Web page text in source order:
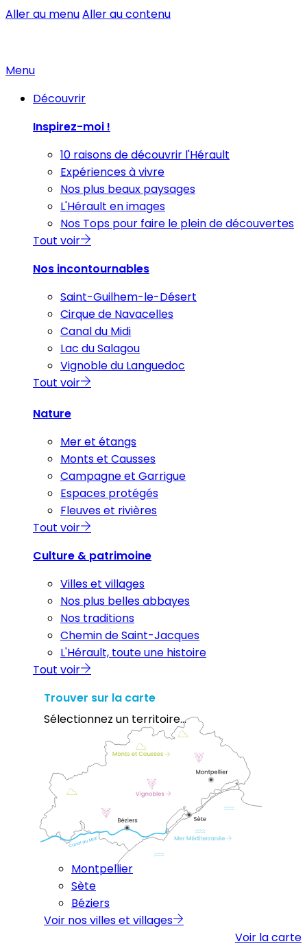
Aller au menuAller au contenu
Menu
Découvrir
Inspirez-moi !
10 raisons de découvrir l'Hérault
Expériences à vivre
Nos plus beaux paysages
L'Hérault en images
Nos Tops pour faire le plein de découvertes
Tout voir
Nos incontournables
Saint-Guilhem-le-Désert
Cirque de Navacelles
Canal du Midi
Lac du Salagou
Vignoble du Languedoc
Tout voir
Nature
Mer et étangs
Monts et Causses
Campagne et Garrigue
Espaces protégés
Fleuves et rivières
Tout voir
Culture & patrimoine
Villes et villages
Nos plus belles abbayes
Nos traditions
Chemin de Saint-Jacques
L'Hérault, toute une histoire
Tout voir
Trouver sur la carte
Sélectionnez un territoire...
Montpellier
Sète
Béziers
Voir nos villes et villages
Voir la carte